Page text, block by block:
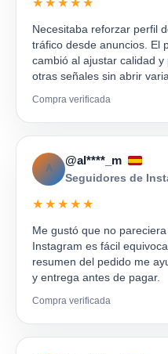
★★★★★
Necesitaba reforzar perfil
tráfico desde anuncios. El
cambió al ajustar calidad
otras señales sin abrir
Compra verificada
A
@al****_m
Seguidores de
★★★★★
Me gustó que no
Instagram es fácil
resumen del pedido me
y entrega antes de pagar.
Compra verificada